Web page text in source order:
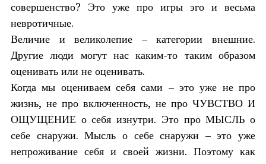
совершенство? Это уже про игры эго и весьма
невротичные.
Величие и великолепие – категории внешние.
Другие люди могут нас каким-то таким образом
оценивать или не оценивать.
Когда мы оцениваем себя сами – это уже не про
жизнь, не про включенность, не про ЧУВСТВО И
ОЩУЩЕНИЕ о себя изнутри. Это про МЫСЛЬ о
себе снаружи. Мысль о себе снаружи – это уже
непроживание себя и своей жизни. Поэтому как